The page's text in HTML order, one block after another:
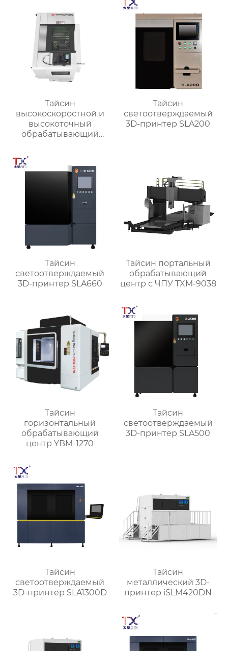
Тайсин
высокоскоростной и
высокоточный
обрабатывающий
Тайсин
светоотверждаемый
3D-принтер SLA200
Тайсин
светоотверждаемый
3D-принтер SLA660
Тайсин портальный
обрабатывающий
центр с ЧПУ TXM-9038
Тайсин
горизонтальный
обрабатывающий
центр YBM-1270
Тайсин
светоотверждаемый
3D-принтер SLA500
Тайсин
светоотверждаемый
3D-принтер SLA1300D
Тайсин
металлический 3D-
принтер iSLM420DN